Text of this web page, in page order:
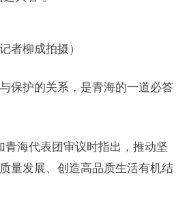
者柳成拍摄）
保护的关系，是青海的一道必答
青海代表团审议时指出，推动坚
量发展、创造高品质生活有机结